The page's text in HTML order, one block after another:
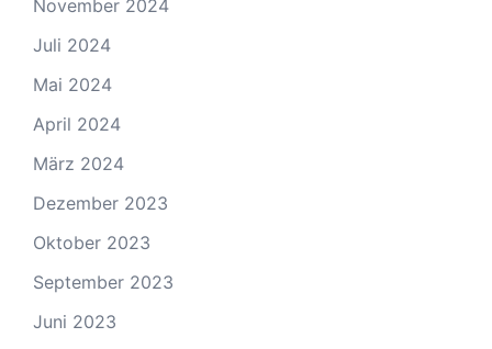
November 2024
Juli 2024
Mai 2024
April 2024
März 2024
Dezember 2023
Oktober 2023
September 2023
Juni 2023